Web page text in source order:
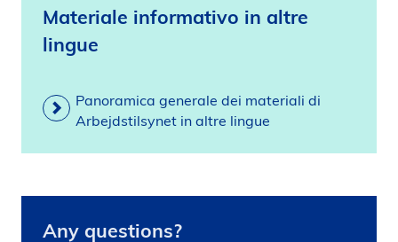
Materiale informativo in altre
lingue
Panoramica generale dei materiali di
Arbejdstilsynet in altre lingue
Any questions?